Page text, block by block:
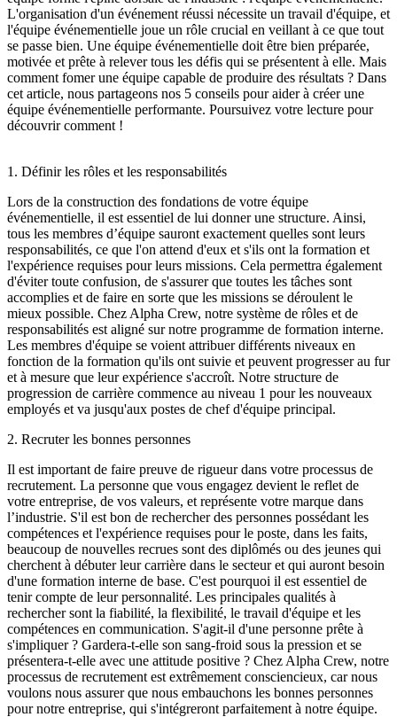
L'organisation d'un événement réussi nécessite un travail d'équipe, et
l'équipe événementielle joue un rôle crucial en veillant à ce que tout
se passe bien. Une équipe événementielle doit être bien préparée,
motivée et prête à relever tous les défis qui se présentent à elle. Mais
comment fomer une équipe capable de produire des résultats ? Dans
cet article, nous partageons nos 5 conseils pour aider à créer une
équipe événementielle performante. Poursuivez votre lecture pour
découvrir comment !
1. Définir les rôles et les responsabilités
Lors de la construction des fondations de votre équipe
événementielle, il est essentiel de lui donner une structure. Ainsi,
tous les membres d’équipe sauront exactement quelles sont leurs
responsabilités, ce que l'on attend d'eux et s'ils ont la formation et
l'expérience requises pour leurs missions. Cela permettra également
d'éviter toute confusion, de s'assurer que toutes les tâches sont
accomplies et de faire en sorte que les missions se déroulent le
mieux possible. Chez Alpha Crew, notre système de rôles et de
responsabilités est aligné sur notre programme de formation interne.
Les membres d'équipe se voient attribuer différents niveaux en
fonction de la formation qu'ils ont suivie et peuvent progresser au fur
et à mesure que leur expérience s'accroît. Notre structure de
progression de carrière commence au niveau 1 pour les nouveaux
employés et va jusqu'aux postes de chef d'équipe principal.
2. Recruter les bonnes personnes
Il est important de faire preuve de rigueur dans votre processus de
recrutement. La personne que vous engagez devient le reflet de
votre entreprise, de vos valeurs, et représente votre marque dans
l’industrie. S'il est bon de rechercher des personnes possédant les
compétences et l'expérience requises pour le poste, dans les faits,
beaucoup de nouvelles recrues sont des diplômés ou des jeunes qui
cherchent à débuter leur carrière dans le secteur et qui auront besoin
d'une formation interne de base. C'est pourquoi il est essentiel de
tenir compte de leur personnalité. Les principales qualités à
rechercher sont la fiabilité, la flexibilité, le travail d'équipe et les
compétences en communication. S'agit-il d'une personne prête à
s'impliquer ? Gardera-t-elle son sang-froid sous la pression et se
présentera-t-elle avec une attitude positive ? Chez Alpha Crew, notre
processus de recrutement est extrêmement consciencieux, car nous
voulons nous assurer que nous embauchons les bonnes personnes
pour notre entreprise, qui s'intégreront parfaitement à notre équipe.